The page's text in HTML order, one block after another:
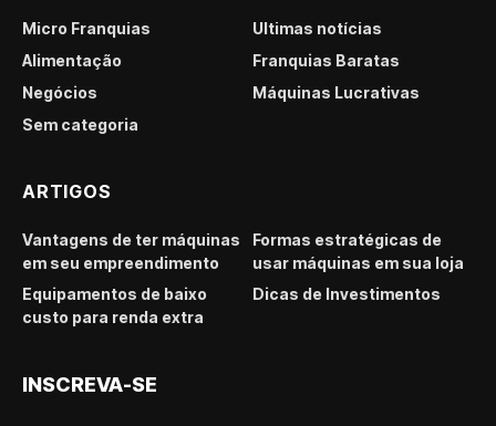
Micro Franquias
Últimas notícias
Alimentação
Franquias Baratas
Negócios
Máquinas Lucrativas
Sem categoria
ARTIGOS
Vantagens de ter máquinas
em seu empreendimento
Formas estratégicas de
usar máquinas em sua loja
Equipamentos de baixo
custo para renda extra
Dicas de Investimentos
INSCREVA-SE